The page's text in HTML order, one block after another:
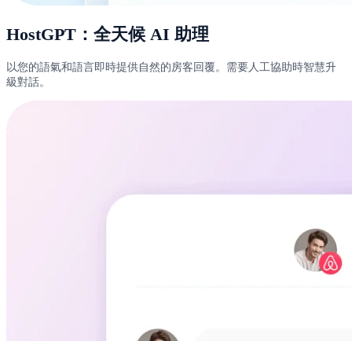
HostGPT：全天候 AI 助理
以您的語氣和語言即時提供自然的房客回覆。需要人工協助時智慧升
級對話。